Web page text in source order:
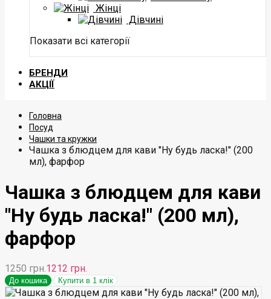
Жінці
Дівчині
Показати всі категорії
БРЕНДИ
АКЦІЇ
Головна
Посуд
Чашки та кружки
Чашка з блюдцем для кави "Ну будь ласка!" (200
мл), фарфор
Чашка з блюдцем для кави
"Ну будь ласка!" (200 мл),
фарфор
1250 грн.1212 грн.
До кошика Купити в 1 клік